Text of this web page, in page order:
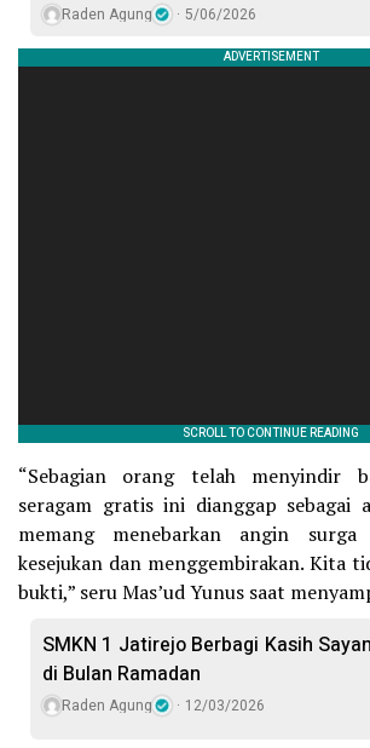
Raden Agung 5/06/2026
“Sebagian orang telah menyindir
seragam gratis ini dianggap sebagai
memang menebarkan angin surga
kesejukan dan menggembirakan. Kita
bukti,” seru Mas’ud Yunus saat
SMKN 1 Jatirejo Berbagi Kasih
di Bulan Ramadan
Raden Agung 12/03/2026